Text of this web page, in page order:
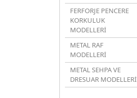
FERFORJE PENCERE
KORKULUK
MODELLERİ
METAL RAF
MODELLERİ
METAL SEHPA VE
DRESUAR MODELLERİ